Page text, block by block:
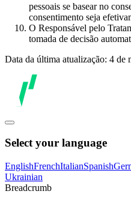
pessoais se basear no
consentimento seja
O Responsável pelo
tomada de decisão
Data da última atualização: 4 de
Select your language
EnglishFrenchItalianSpanish
Ukrainian
Breadcrumb